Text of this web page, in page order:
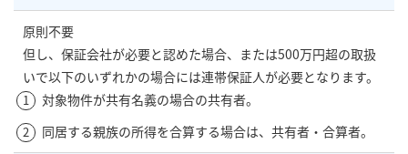
原則不要
但し、保証会社が必要と認めた場合、または500万円超の取扱
いで以下のいずれかの場合には連帯保証人が必要となります。
対象物件が共有名義の場合の共有者。
同居する親族の所得を合算する場合は、共有者・合算者。